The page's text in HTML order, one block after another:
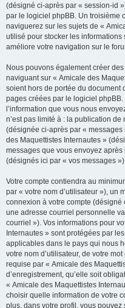
(désigné ci-après par « session-id
par le logiciel phpBB. Un troisième
naviguerez sur les sujets de «
utilisé pour stocker les
améliore votre navigation sur le
Nous pouvons également créer
naviguant sur « Amicale des
soient hors de portée du document
pages créées par le logiciel
l’information que vous nous
n’est pas limité à : la publication
(désignée ci-après par « messages
des Maquettistes Internautes »
messages que vous envoyez après
(désignés ici par « vos messages
Votre compte contiendra au
par « votre nom d’utilisateur »), un
connexion à votre compte (désigné
une adresse courriel personnelle
courriel »). Vos informations pour
Internautes » sont protégées par
applicables dans le pays qui nous
votre nom d’utilisateur, de votre
requise par « Amicale des
d’enregistrement, qu’elle soit
« Amicale des Maquettistes
choisir quelle information de votre
plus, dans votre profil, vous